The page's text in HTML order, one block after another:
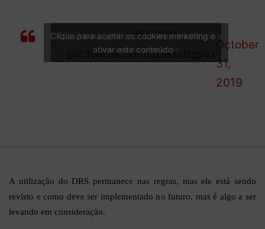
to thestarts now…#F12021
pic.twitter.com/zpBznBzpyx
1 (@F1)
October
31,
2019
Clique para aceitar os cookies marketing e
ativar este conteúdo
Clique para aceitar os cookies marketing e
ativar este conteúdo
A utilização do DRS permanece nas regras, mas ele está sendo
revisto e como deve ser implementado no futuro, mas é algo a ser
levando em consideração.